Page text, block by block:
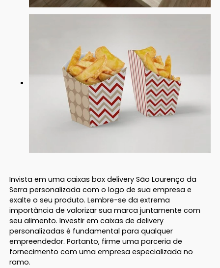
Invista em uma caixas box delivery São Lourenço da
Serra personalizada com o logo de sua empresa e
exalte o seu produto. Lembre-se da extrema
importância de valorizar sua marca juntamente com
seu alimento. Investir em caixas de delivery
personalizadas é fundamental para qualquer
empreendedor. Portanto, firme uma parceria de
fornecimento com uma empresa especializada no
ramo.